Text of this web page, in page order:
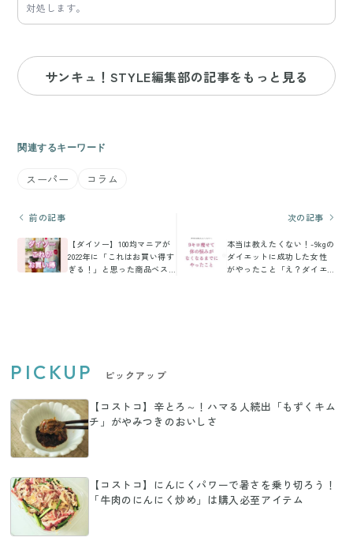
対処します。
サンキュ！STYLE編集部の記事をもっと見る
関連するキーワード
スーパー コラム
前の記事
【ダイソー】100均マニアが
2022年に「これはお買い得す
ぎる！」と思った商品ベス
次の記事
本当は教えたくない！-9kgの
ダイエットに成功した女性
がやったこと「え？ダイエ
PICKUP ピックアップ
【コストコ】辛とろ～！ハマる人続出「もずくキム
チ」がやみつきのおいしさ
【コストコ】にんにくパワーで暑さを乗り切ろう！
「牛肉のにんにく炒め」は購入必至アイテム